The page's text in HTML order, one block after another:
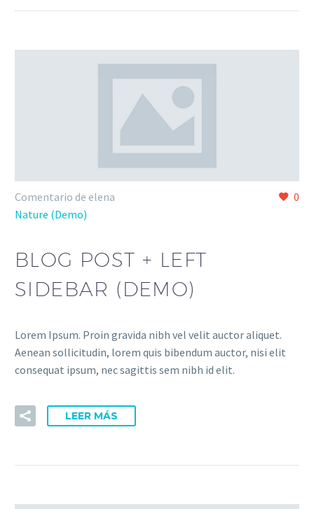
0
Comentario de elena
Nature (Demo)
BLOG POST + LEFT
SIDEBAR (DEMO)
Lorem Ipsum. Proin gravida nibh vel velit auctor aliquet.
Aenean sollicitudin, lorem quis bibendum auctor, nisi elit
consequat ipsum, nec sagittis sem nibh id elit.
LEER MÁS